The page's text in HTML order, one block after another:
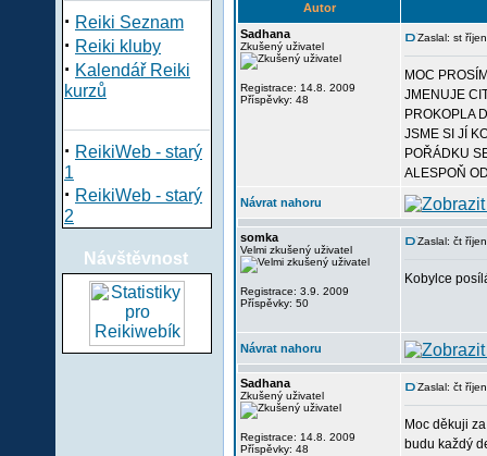
· Reiki Seznam
· Reiki kluby
· Kalendář Reiki
kurzů
· ReikiWeb - starý
1
· ReikiWeb - starý
2
Návštěvnost
Autor
Sadhana
Zkušený uživatel
Registrace: 14.8. 2009
Příspěvky: 48
Zaslal: st
MOC
JMENUJE
PROKOPLA
JSME SI JÍ
POŘÁDKU
ALESPOŇ
Návrat nahoru
somka
Velmi zkušený uživatel
Registrace: 3.9. 2009
Příspěvky: 50
Zaslal: čt
Kobylce
Návrat nahoru
Sadhana
Zkušený uživatel
Registrace: 14.8. 2009
Příspěvky: 48
Zaslal: čt
Moc děkuji
budu každý